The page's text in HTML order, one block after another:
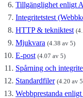
Tillgänglighet enligt
Integritetstest
HTTP & tekniktest
Mjukvara (4.38 av 5)
E-post (4.07 av 5)
Spårning och
Standardfiler (4.20 av
Webbprestanda